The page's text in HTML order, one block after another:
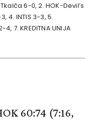
Tkalča 6-0, 2. HOK-Devil’s
4. INTIS 3-3, 5.
4, 7. KREDITNA UNIJA
60:74 (7:16,